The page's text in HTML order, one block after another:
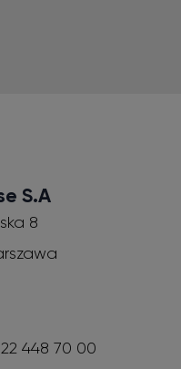
S.A
8
448 70 00